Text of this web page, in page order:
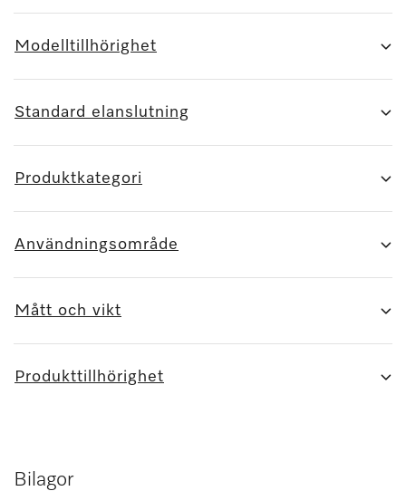
Modelltillhörighet
Standard elanslutning
Produktkategori
Användningsområde
Mått och vikt
Produkttillhörighet
Bilagor